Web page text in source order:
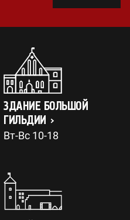
ЗДАНИЕ БОЛЬШОЙ
ГИЛЬДИИ
Вт-Вс 10-18